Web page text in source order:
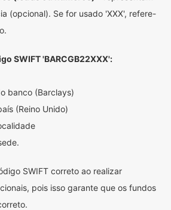
(opcional). Se for usado 'XXX', refere-
SWIFT 'BARCGB22XXX':
banco (Barclays)
(Reino Unido)
SWIFT correto ao realizar
pois isso garante que os fundos